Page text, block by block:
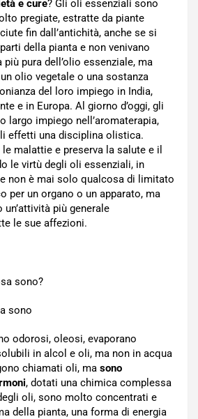
e cure? Gli oli essenziali sono
pregiate, estratte da piante
fin dall’antichità, anche se si
della pianta e non venivano
pura dell’olio essenziale, ma
olio vegetale o una sostanza
del loro impiego in India,
e in Europa. Al giorno d’oggi, gli
largo impiego nell’aromaterapia,
effetti una disciplina olistica.
le malattie e preserva la salute e il
le virtù degli oli essenziali, in
non è mai solo qualcosa di limitato
per un organo o un apparato, ma
più generale
le sue affezioni.
sono?
odorosi, oleosi, evaporano
in alcol e oli, ma non in acqua
chiamati oli, ma sono
, dotati una chimica complessa
oli, sono molto concentrati e
della pianta, una forma di energia